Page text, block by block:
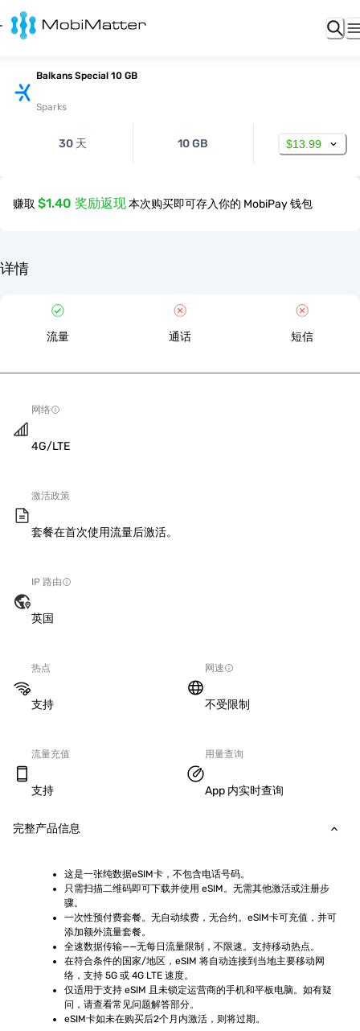
Balkans Special 10 GB
Sparks
30 天 10 GB $13.99
赚取 $1.40 奖励返现本次购买即可存入你的 MobiPay 钱包
详情
流量 通话 短信
网络
4G/LTE
激活政策
套餐在首次使用流量后激活。
IP 路由
英国
热点
支持
网速
不受限制
流量充值
支持
用量查询
App 内实时查询
完整产品信息
这是一张纯数据eSIM卡，不包含电话号码。
只需扫描二维码即可下载并使用 eSIM。无需其他激活或注册步
骤。
一次性预付费套餐。无自动续费，无合约。eSIM卡可充值，并可
添加额外流量套餐。
全速数据传输——无每日流量限制，不限速。支持移动热点。
在符合条件的国家/地区，eSIM 将自动连接到当地主要移动网
络，支持 5G 或 4G LTE 速度。
仅适用于支持 eSIM 且未锁定运营商的手机和平板电脑。如有疑
问，请查看常见问题解答部分。
eSIM卡如未在购买后2个月内激活，则将过期。